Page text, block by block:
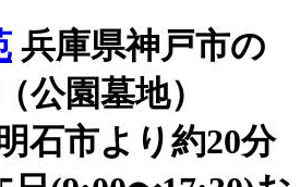
兵庫県神戸市の
公園墓地）
石市より約20分